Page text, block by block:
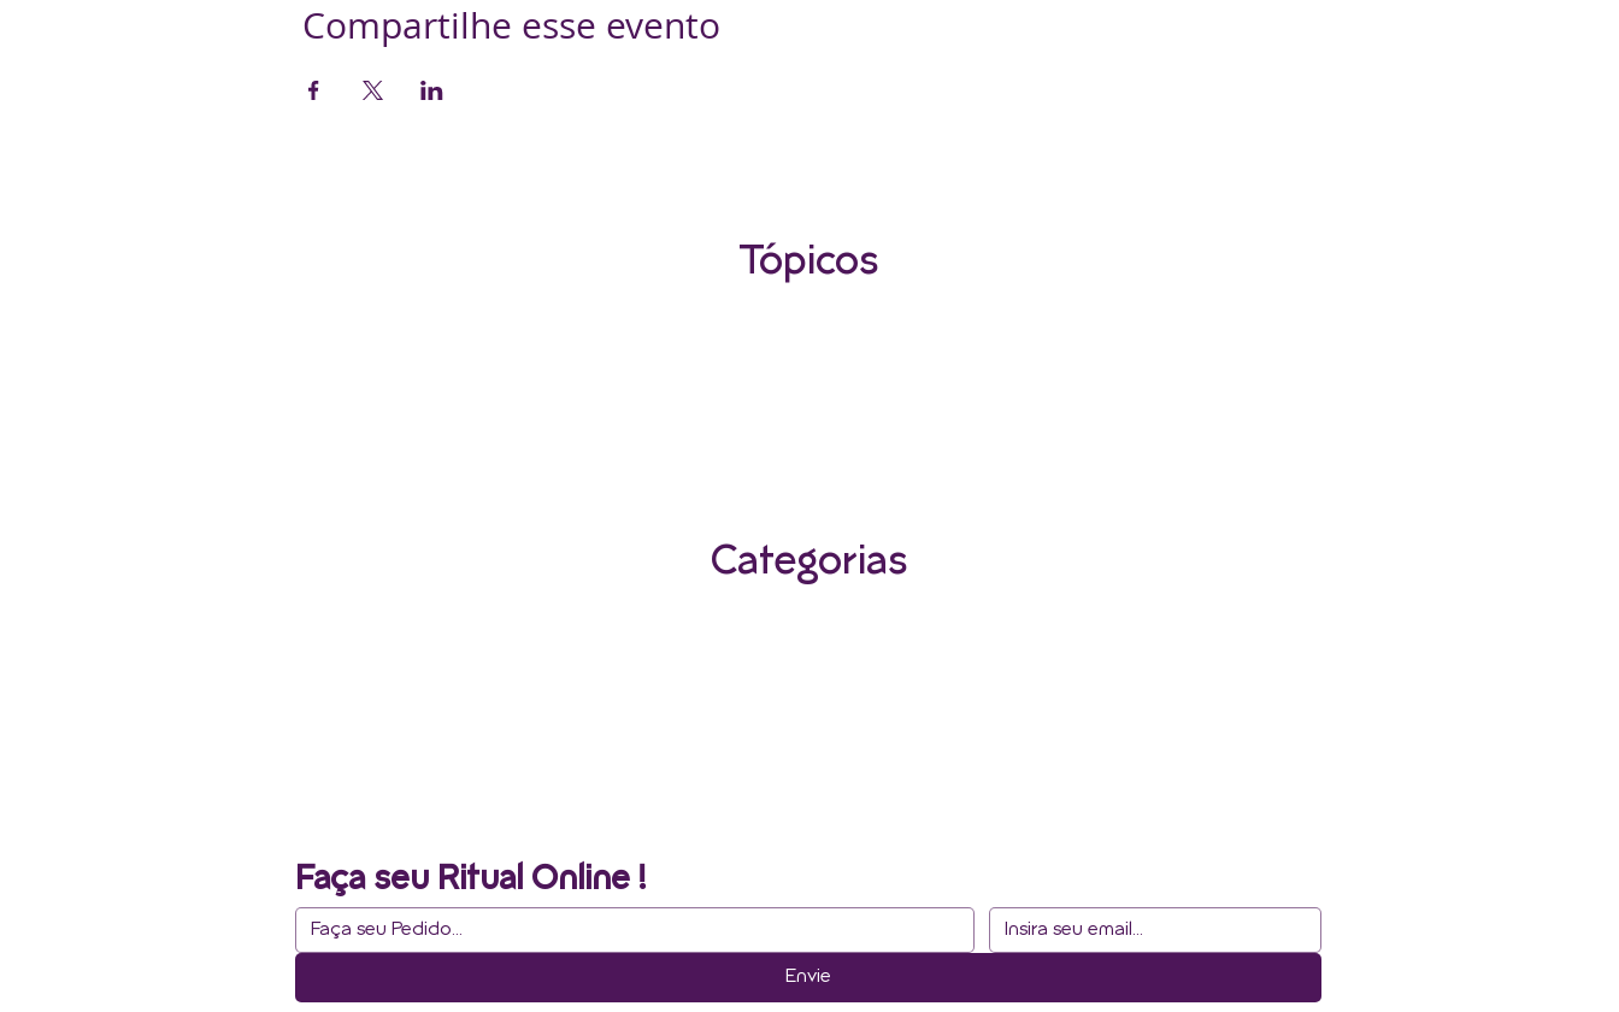
Compartilhe esse evento
Tópicos
Categorias
Faça seu Ritual Online !
Envie